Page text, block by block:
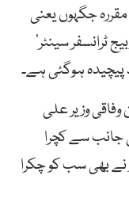
جگہوں یعنی
ٹرانسفر سینٹر‘
ہوگئی ہے۔
وزیر علی
جانب سے کچرا
نے بھی سب کو چکرا